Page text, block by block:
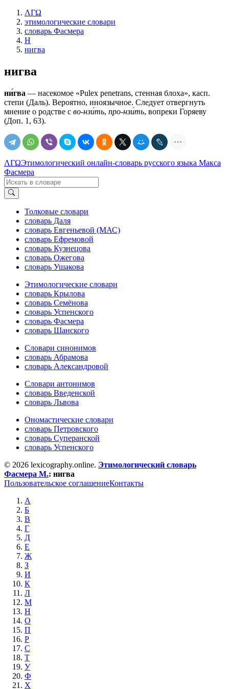
ΛΓΩ
этимологические словари
словарь Фасмера
Н
нигва
нигва
ни́гва — насекомое «Рulех penetrans, стенная блоха», касп.
степи (Даль). Вероятно, иноязычное. Следует отвергнуть
мнение о родстве с во-нзи́ть, про-нзи́ть, вопреки Горяеву
(Доп. 1, 63).
ΛΓΩЭтимологический онлайн-словарь русского языка Макса
Фасмера
Толковые словари
словарь Даля
словарь Евгеньевой (МАС)
словарь Ефремовой
словарь Кузнецова
словарь Ожегова
словарь Ушакова
Этимологические словари
словарь Крылова
словарь Семёнова
словарь Успенского
словарь Фасмера
словарь Шанского
Словари синонимов
словарь Абрамова
словарь Александровой
Словари антонимов
словарь Введенской
словарь Львова
Ономастические словари
словарь Петровского
словарь Суперанской
словарь Успенского
© 2026 lexicography.online. Этимологический словарь
Фасмера М.: нигва
Пользовательское соглашениеКонтакты
А
Б
В
Г
Д
Е
Ж
З
И
К
Л
М
Н
О
П
Р
С
Т
У
Ф
Х